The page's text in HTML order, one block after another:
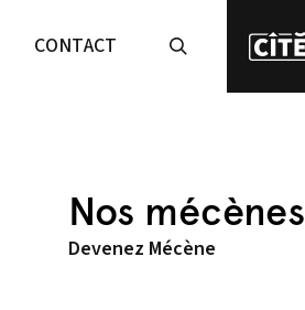
CONTACT
Nos mécènes
Devenez Mécène